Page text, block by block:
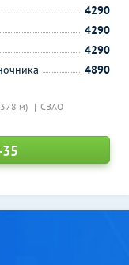
м) СВАО
4290
4290
4290
4890